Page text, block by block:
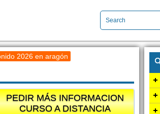
2026 en aragón
PEDIR MÁS INFORMACION
CURSO A DISTANCIA